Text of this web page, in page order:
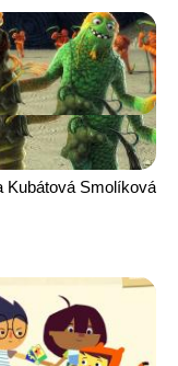
Kubátová Smolíková